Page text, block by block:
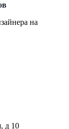
на
разумным
д 10